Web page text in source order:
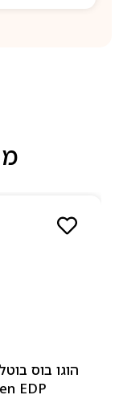
Bottled Beyond for Women EDP